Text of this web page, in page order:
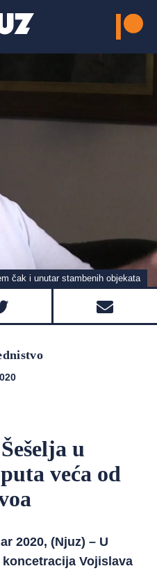
čak i unutar stambenih objekata
u
veća od
2020, (Njuz) – U
Vojislava